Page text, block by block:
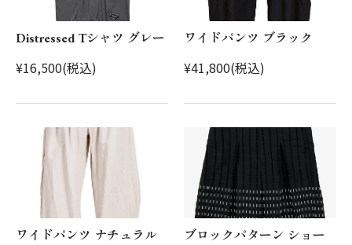
Distressed Tシャツ グレー
¥16,500(税込)
ワイドパンツ ブラック
¥41,800(税込)
ワイドパンツ ナチュラル
ブロックパターン ショー